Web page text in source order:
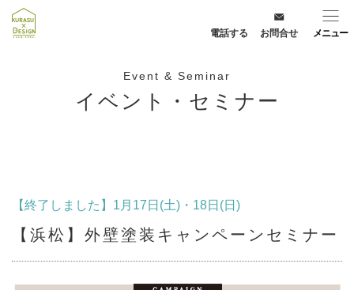
メニュー
電話する お問合せ
Event & Seminar
イベント・セミナー
【終了しました】1月17日(土)・18日(日)
【浜松】外壁塗装キャンペーンセミナー